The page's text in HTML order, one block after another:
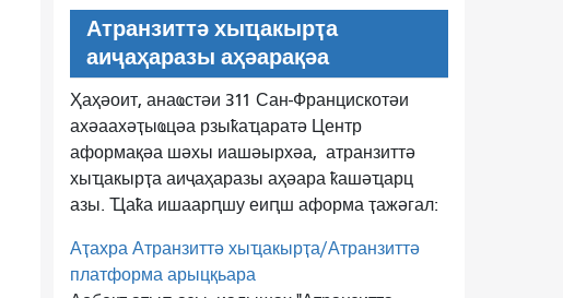
Атранзиттә хыҵакырҭа
аиҷаҳаразы аҳәарақәа
Ҳаҳәоит, анаҩстәи 311 Сан-Францискотәи
ахәаахәҭыҩцәа рзыҟаҵаратә Центр
аформақәа шәхы иашәырхәа, атранзиттә
хыҵакырҭа аиҷаҳаразы аҳәара ҟашәҵарц
азы. Ҵаҟа ишаарԥшу еиԥш аформа ҭажәгал:
Аҭахра Атранзиттә хыҵакырҭа/Атранзиттә
платформа арыцқьара